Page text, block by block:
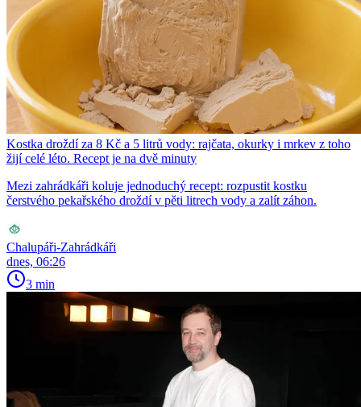
Kostka droždí za 8 Kč a 5 litrů vody: rajčata, okurky i mrkev z toho
žijí celé léto. Recept je na dvě minuty
Mezi zahrádkáři koluje jednoduchý recept: rozpustit kostku
čerstvého pekařského droždí v pěti litrech vody a zalít záhon.
Chalupáři-Zahrádkáři
dnes, 06:26
3 min